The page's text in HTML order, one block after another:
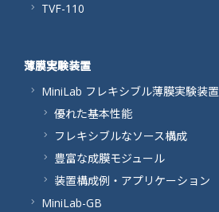
TVF-110
薄膜実験装置
MiniLab フレキシブル薄膜実験装置
優れた基本性能
フレキシブルなソース構成
豊富な成膜モジュール
装置構成例・アプリケーション
MiniLab-GB